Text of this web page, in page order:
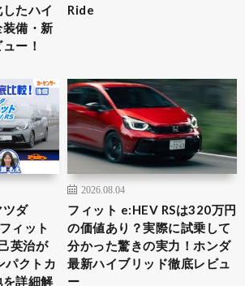
たハイ
備・新
ー！
Ride
ツダ
ィット
英治が
パクトカ
詳細解
2026.08.04
フィット e:HEV RSは320万円
の価値あり？実際に試乗して
分かった驚きの実力！ホンダ
最新ハイブリッド徹底レビュ
ー